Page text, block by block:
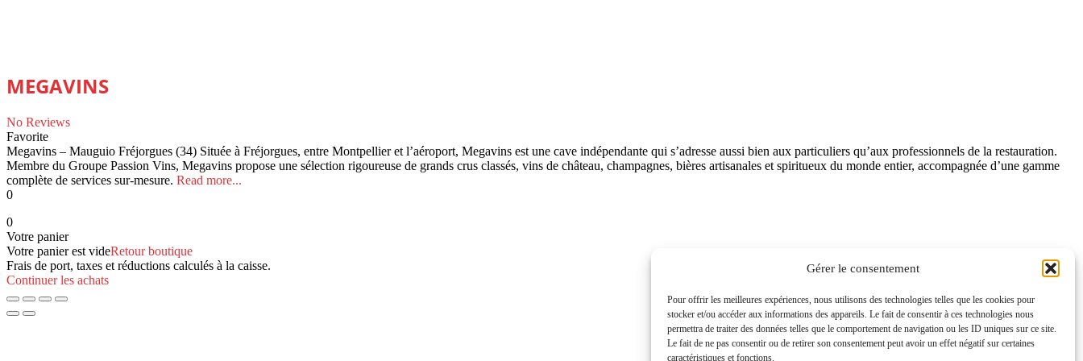
Gérer le consentement
Pour offrir les meilleures expériences, nous utilisons des technologies telles que les cookies pour
stocker et/ou accéder aux informations des appareils. Le fait de consentir à ces technologies nous
permettra de traiter des données telles que le comportement de navigation ou les ID uniques sur ce site.
Le fait de ne pas consentir ou de retirer son consentement peut avoir un effet négatif sur certaines
caractéristiques et fonctions.
MEGAVINS
No Reviews
Favorite
Megavins – Mauguio Fréjorgues (34) Située à Fréjorgues, entre Montpellier et l’aéroport, Megavins est une cave indépendante qui s’adresse aussi bien aux particuliers qu’aux professionnels de la restauration.
Membre du Groupe Passion Vins, Megavins propose une sélection rigoureuse de grands crus classés, vins de château, champagnes, bières artisanales et spiritueux du monde entier, accompagnée d’une gamme
complète de services sur-mesure. Read more...
0
0
Votre panier
Votre panier est videRetour boutique
Frais de port, taxes et réductions calculés à la caisse.
Continuer les achats